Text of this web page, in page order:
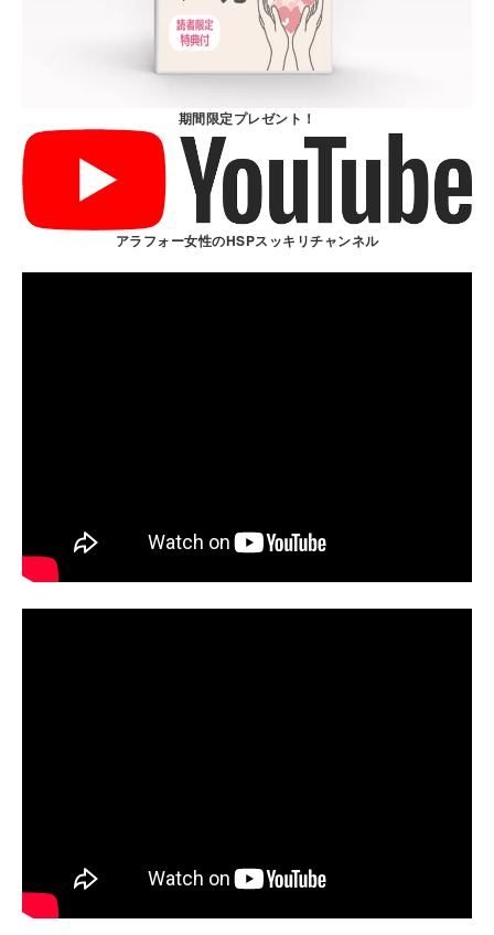
期間限定プレゼント！
アラフォー女性のHSPスッキリチャンネル